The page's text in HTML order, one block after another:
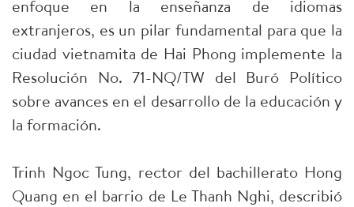
enfoque en la enseñanza de idiomas
extranjeros, es un pilar fundamental para que la
ciudad vietnamita de Hai Phong implemente la
Resolución No. 71-NQ/TW del Buró Político
sobre avances en el desarrollo de la educación y
la formación.
Trinh Ngoc Tung, rector del bachillerato Hong
Quang en el barrio de Le Thanh Nghi, describió